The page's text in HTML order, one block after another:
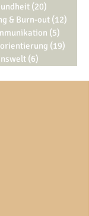
(20)
& Burn-out (12)
(5)
(19)
(6)